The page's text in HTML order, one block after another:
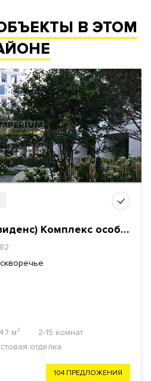
В ЭТОМ
A-Residence (А-Резиденс) Комплекс особняков
м²
2-15 комнат
отделка
104 ПРЕДЛОЖЕНИЯ